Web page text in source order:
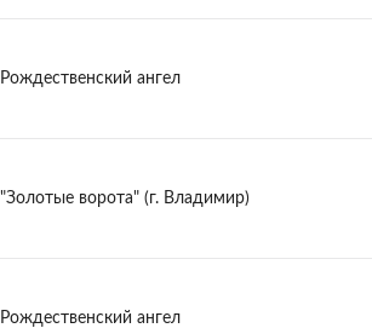
Рождественский ангел
"Золотые ворота" (г. Владимир)
Рождественский ангел